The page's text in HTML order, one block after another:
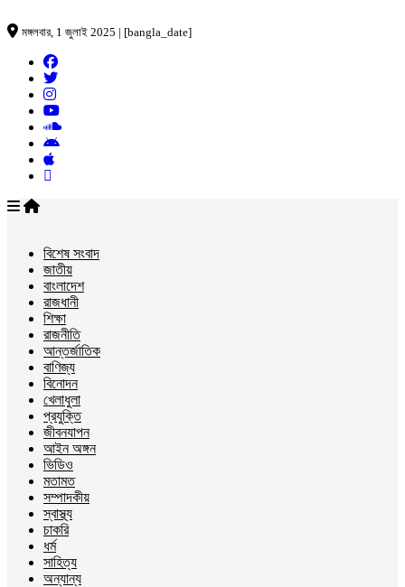
মঙ্গলবার, 1 জুলাই 2025 | [bangla_date]
বিশেষ সংবাদ
জাতীয়
বাংলাদেশ
রাজধানী
শিক্ষা
রাজনীতি
আন্তর্জাতিক
বাণিজ্য
বিনোদন
খেলাধুলা
প্রযুক্তি
জীবনযাপন
আইন অঙ্গন
ভিডিও
মতামত
সম্পাদকীয়
স্বাস্থ্য
চাকরি
ধর্ম
সাহিত্য
অন্যান্য